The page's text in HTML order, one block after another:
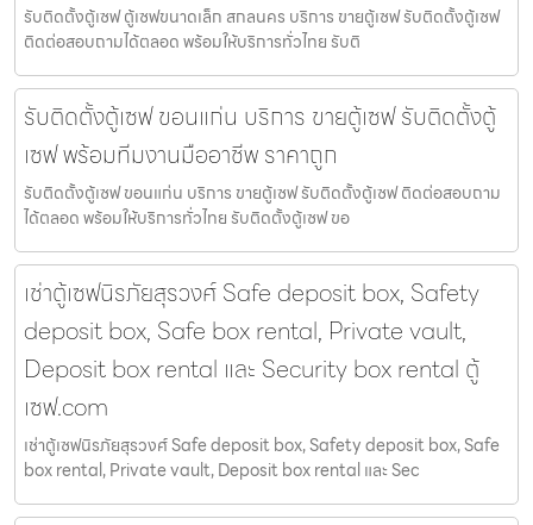
รับติดตั้งตู้เซฟ ตู้เซฟขนาดเล็ก สกลนคร บริการ ขายตู้เซฟ รับติดตั้งตู้เซฟ
ติดต่อสอบถามได้ตลอด พร้อมให้บริการทั่วไทย รับติ
รับติดตั้งตู้เซฟ ขอนแก่น บริการ ขายตู้เซฟ รับติดตั้งตู้
เซฟ พร้อมทีมงานมืออาชีพ ราคาถูก
รับติดตั้งตู้เซฟ ขอนแก่น บริการ ขายตู้เซฟ รับติดตั้งตู้เซฟ ติดต่อสอบถาม
ได้ตลอด พร้อมให้บริการทั่วไทย รับติดตั้งตู้เซฟ ขอ
เช่าตู้เซฟนิรภัยสุรวงศ์ Safe deposit box, Safety
deposit box, Safe box rental, Private vault,
Deposit box rental และ Security box rental ตู้
เซฟ.com
เช่าตู้เซฟนิรภัยสุรวงศ์ Safe deposit box, Safety deposit box, Safe
box rental, Private vault, Deposit box rental และ Sec